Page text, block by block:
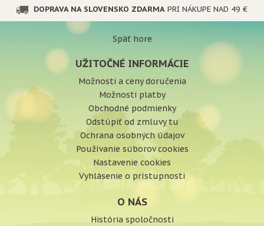
DOPRAVA NA SLOVENSKO ZDARMA PRI NÁKUPE NAD 49 €
Späť hore
UŽITOČNÉ INFORMÁCIE
Možnosti a ceny doručenia
Možnosti platby
Obchodné podmienky
Odstúpiť od zmluvy tu
Ochrana osobných údajov
Používanie súborov cookies
Nastavenie cookies
Vyhlásenie o prístupnosti
O NÁS
História spoločnosti